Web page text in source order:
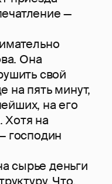
—
Она
свой
на пять минут,
на его
Хотя на
господин
сырье деньги